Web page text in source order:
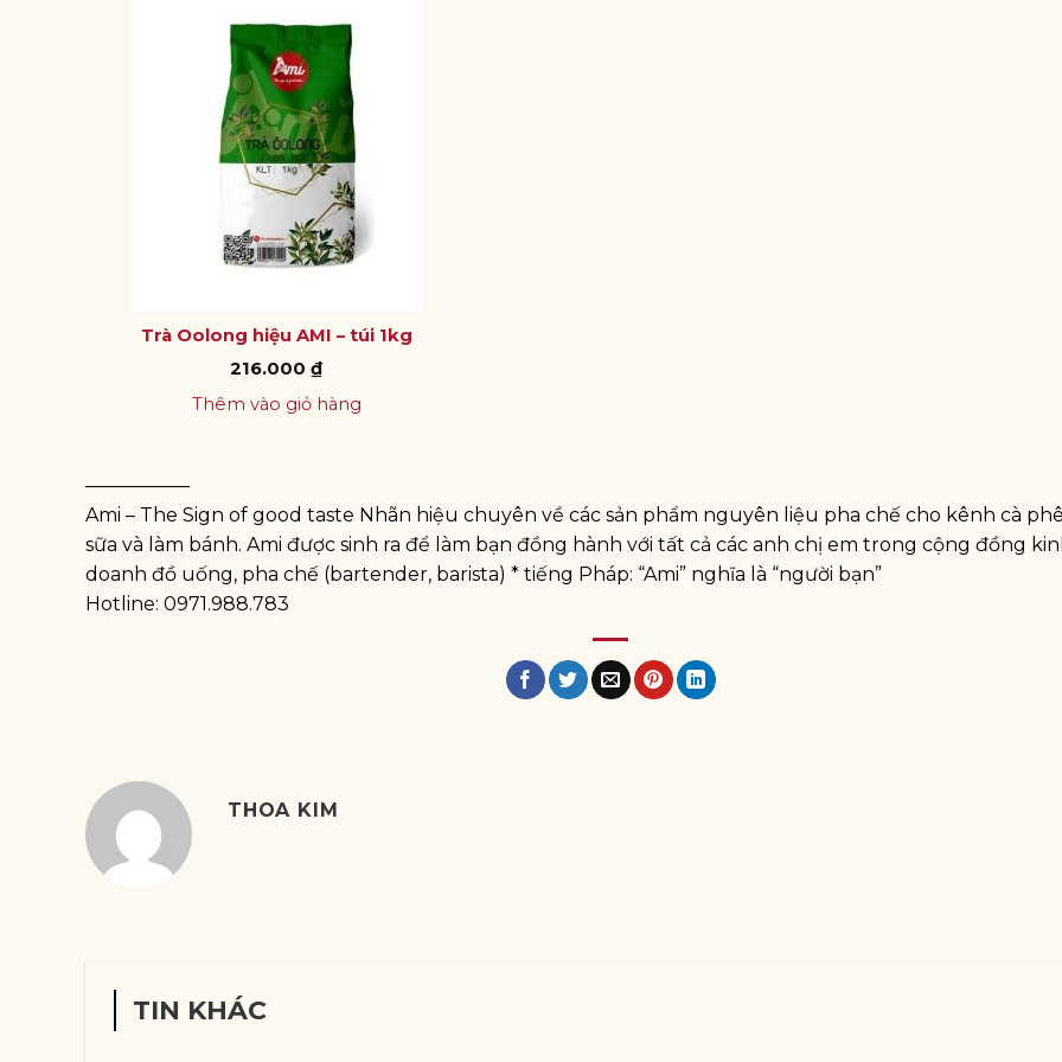
Trà Oolong hiệu AMI – túi 1kg
216.000₫
Thêm vào giỏ hàng
—————–
Ami – The Sign of good taste Nhãn hiệu chuyên về các sản phẩm nguyên liệu pha chế cho kênh cà
sữa và làm bánh. Ami được sinh ra để làm bạn đồng hành với tất cả các anh chị em trong cộng đồng
doanh đồ uống, pha chế (bartender, barista) * tiếng Pháp: “Ami” nghĩa là “người bạn”
Hotline: 0971.988.783
THOA KIM
TIN KHÁC